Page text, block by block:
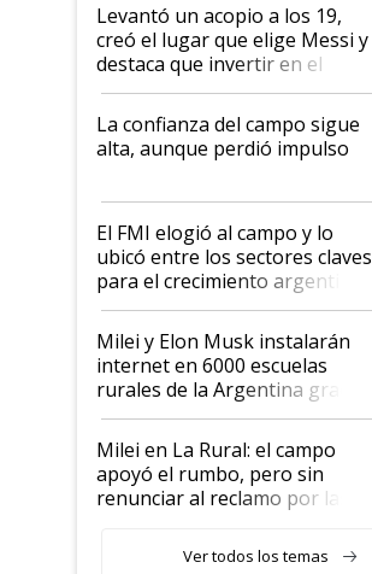
Levantó un acopio a los 19,
creó el lugar que elige Messi y
destaca que invertir en el
kirchnerismo era como "darle
plata a un hijo para droga":
Juan Félix Rossetti, el libertario
que de una dura crisis salió
de Milei
La confianza del campo sigue
alta, aunque perdió impulso
El FMI elogió al campo y lo
ubicó entre los sectores claves
para el crecimiento argentino
Milei y Elon Musk instalarán
internet en 6000 escuelas
rurales de la Argentina gracias
a un acuerdo con Starlink
Milei en La Rural: el campo
apoyó el rumbo, pero sin
renunciar al reclamo por las
Ver todos los temas